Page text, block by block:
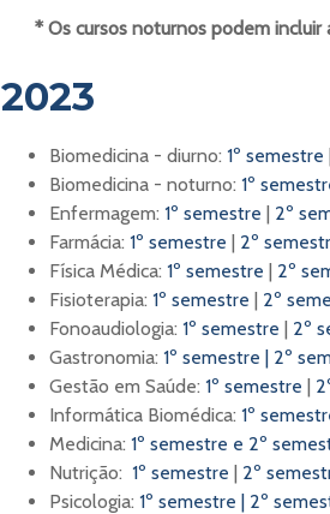
* Os cursos noturnos podem incluir
2023
Biomedicina - diurno: 1º semestre |
Biomedicina - noturno: 1º
Enfermagem: 1º semestre | 2º
Farmácia: 1º semestre | 2º
Física Médica: 1º semestre | 2º
Fisioterapia: 1º semestre | 2º
Fonoaudiologia: 1º semestre | 2º
Gastronomia: 1º semestre | 2º
Gestão em Saúde: 1º semestre |
Informática Biomédica: 1º
Medicina: 1º semestre e 2º
Nutrição: 1º semestre | 2º
Psicologia: 1º semestre | 2º